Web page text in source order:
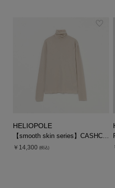
HELIOPOLE
【smooth skin series】CASHCOTTON TURTLE
￥14,300 (税込)